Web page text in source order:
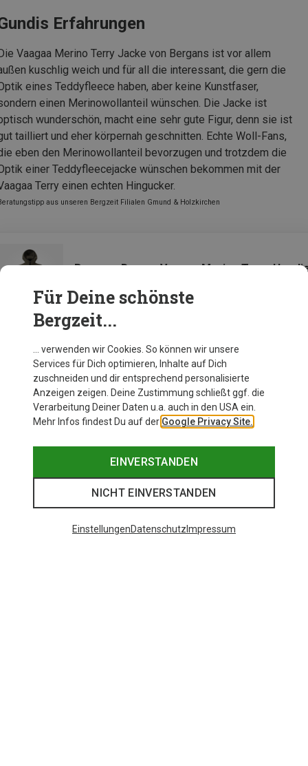
Erfahrungen
Vaagaa Merino Terry Jacke von Bergans ist vor allem
kuschlig weich und für all die interessant, die gern die
eines Teddyfleece haben, aber keine Kunstfaser,
einen Merinowollanteil wünschen. Die Jacke ist
wunderschön, macht eine sehr gute Figur, denn sie ist
tailliert und eher körpernah geschnitten. Echte Woll-Fans,
eben den Merinowollanteil bevorzugen und trotzdem die
einer Teddyfleecejacke wünschen bekommen mit der
Terry einen echten Hingucker.
aus unseren Bergzeit Filialen Gmund & Holzkirchen
Bergans Damen Vaagaa Merino Terry
Zur Produktseite
Für Deine schönste
Bergzeit...
… verwenden wir Cookies. So können wir unsere
Services für Dich optimieren, Inhalte auf Dich
zuschneiden und dir entsprechend personalisierte
Anzeigen zeigen. Deine Zustimmung schließt ggf. die
Verarbeitung Deiner Daten u.a. auch in den USA ein.
Mehr Infos findest Du auf der Google Privacy Site.
EINVERSTANDEN
NICHT EINVERSTANDEN
EinstellungenDatenschutz Impressum